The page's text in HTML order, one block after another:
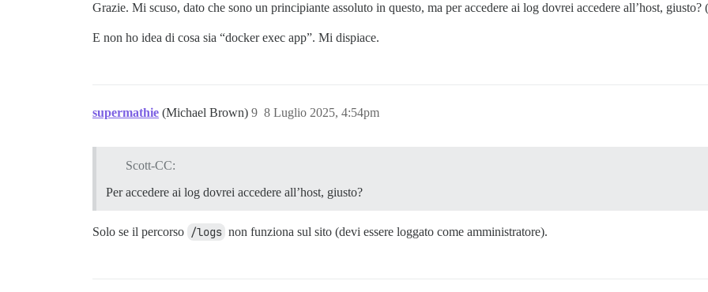
Grazie. Mi scuso, dato che sono un principiante assoluto in questo, ma per accedere ai log dovrei accedere all’host,
E non ho idea di cosa sia “docker exec app”. Mi dispiace.
supermathie (Michael Brown) 8 Luglio 2025, 4:54pm
9
Scott-CC:
Per accedere ai log dovrei accedere all’host, giusto?
Solo se il percorso /logs non funziona sul sito (devi essere loggato come amministratore).